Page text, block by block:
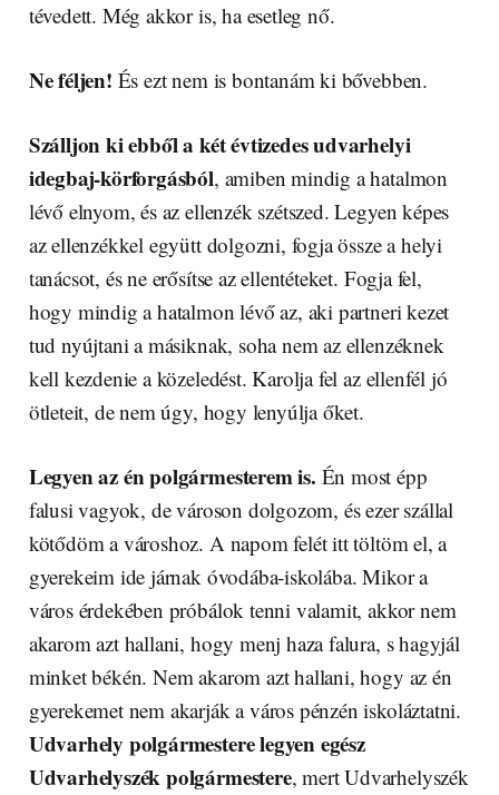
tévedett. Még akkor is, ha esetleg nő.
Ne féljen! És ezt nem is bontanám ki bővebben.
Szálljon ki ebből a két évtizedes udvarhelyi
idegbaj-körforgásból, amiben mindig a hatalmon
lévő elnyom, és az ellenzék szétszed. Legyen képes
az ellenzékkel együtt dolgozni, fogja össze a helyi
tanácsot, és ne erősítse az ellentéteket. Fogja fel,
hogy mindig a hatalmon lévő az, aki partneri kezet
tud nyújtani a másiknak, soha nem az ellenzéknek
kell kezdenie a közeledést. Karolja fel az ellenfél jó
ötleteit, de nem úgy, hogy lenyúlja őket.
Legyen az én polgármesterem is. Én most épp
falusi vagyok, de városon dolgozom, és ezer szállal
kötődöm a városhoz. A napom felét itt töltöm el, a
gyerekeim ide járnak óvodába-iskolába. Mikor a
város érdekében próbálok tenni valamit, akkor nem
akarom azt hallani, hogy menj haza falura, s hagyjál
minket békén. Nem akarom azt hallani, hogy az én
gyerekemet nem akarják a város pénzén iskoláztatni.
Udvarhely polgármestere legyen egész
Udvarhelyszék polgármestere, mert Udvarhelyszék